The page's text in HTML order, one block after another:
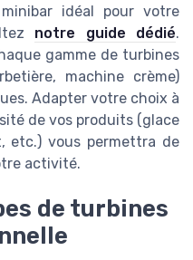
idéal pour votre
notre guide dédié.
gamme de turbines
machine crème)
Adapter votre choix à
de vos produits (glace
etc.) vous permettra de
activité.
de turbines